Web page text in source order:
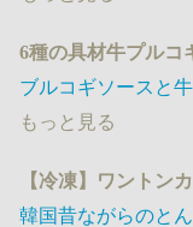
6種の具材牛プルコ
ブルコギソースと
もっと見る
【冷凍】ワントン
韓国昔ながらのと